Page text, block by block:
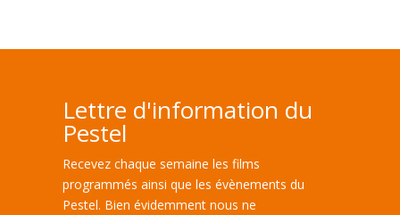
Lettre d'information du
Pestel
Recevez chaque semaine les films
programmés ainsi que les évènements du
Pestel. Bien évidemment nous ne